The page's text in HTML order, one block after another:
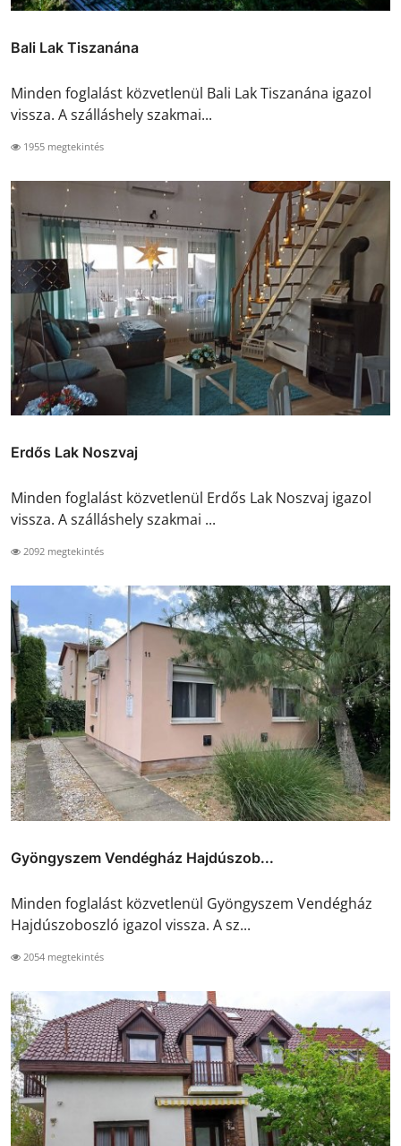
Bali Lak Tiszanána
Minden foglalást közvetlenül Bali Lak Tiszanána igazol
vissza. A szálláshely szakmai...
1955 megtekintés
Erdős Lak Noszvaj
Minden foglalást közvetlenül Erdős Lak Noszvaj igazol
vissza. A szálláshely szakmai ...
2092 megtekintés
Gyöngyszem Vendégház Hajdúszob...
Minden foglalást közvetlenül Gyöngyszem Vendégház
Hajdúszoboszló igazol vissza. A sz...
2054 megtekintés